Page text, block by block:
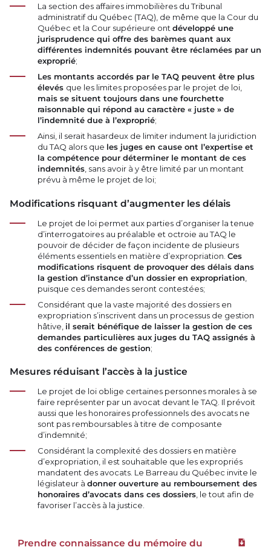
La section des affaires immobilières du Tribunal
administratif du Québec (TAQ), de même que la Cour du
Québec et la Cour supérieure ont développé une
jurisprudence qui offre des barèmes quant aux
différentes indemnités pouvant être réclamées par un
exproprié;
Les montants accordés par le TAQ peuvent être plus
élevés que les limites proposées par le projet de loi,
mais se situent toujours dans une fourchette
raisonnable qui répond au caractère « juste » de
l’indemnité due à l’exproprié;
Ainsi, il serait hasardeux de limiter indument la juridiction
du TAQ alors que les juges en cause ont l’expertise et
la compétence pour déterminer le montant de ces
indemnités, sans avoir à y être limité par un montant
prévu à même le projet de loi;
Modifications risquant d’augmenter les délais
Le projet de loi permet aux parties d’organiser la tenue
d’interrogatoires au préalable et octroie au TAQ le
pouvoir de décider de façon incidente de plusieurs
éléments essentiels en matière d’expropriation. Ces
modifications risquent de provoquer des délais dans
la gestion d’instance d’un dossier en expropriation
puisque ces demandes seront contestées;
Considérant que la vaste majorité des dossiers en
expropriation s’inscrivent dans un processus de gestion
hâtive, il serait bénéfique de laisser la gestion de ces
demandes particulières aux juges du TAQ assignés à
des conférences de gestion;
Mesures réduisant l’accès à la justice
Le projet de loi oblige certaines personnes morales à se
faire représenter par un avocat devant le TAQ. Il prévoit
aussi que les honoraires professionnels des avocats ne
sont pas remboursables à titre de composante
d’indemnité;
Considérant la complexité des dossiers en matière
d’expropriation, il est souhaitable que les expropriés
mandatent des avocats. Le Barreau du Québec invite le
législateur à donner ouverture au remboursement des
honoraires d’avocats dans ces dossiers, le tout afin de
favoriser l’accès à la justice.
Prendre connaissance du mémoire du